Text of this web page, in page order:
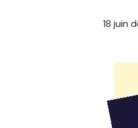
18 juin